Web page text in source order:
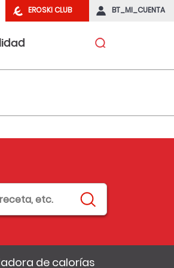
EROSKI CLUB BT_MI_CUENTA
de calorías